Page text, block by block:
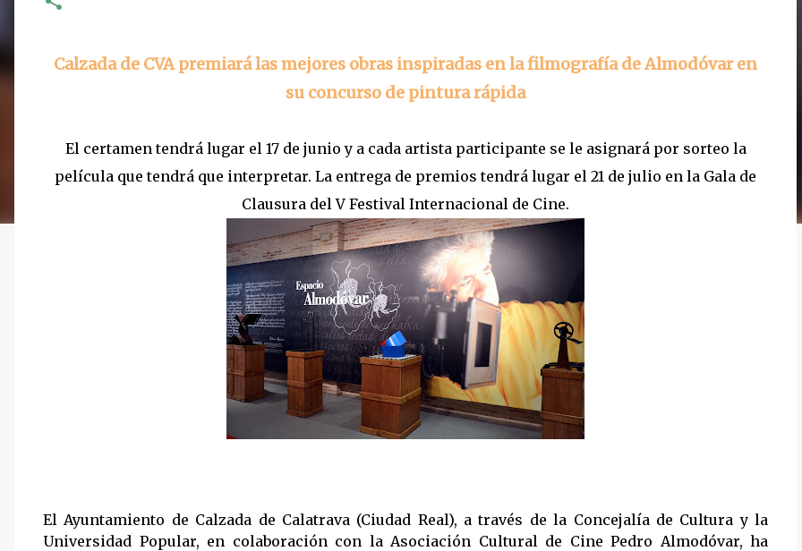
Calzada de CVA premiará las mejores obras inspiradas en la filmografía de Almodóvar en
su concurso de pintura rápida
El certamen tendrá lugar el 17 de junio y a cada artista participante se le asignará por sorteo la
película que tendrá que interpretar. La entrega de premios tendrá lugar el 21 de julio en la Gala de
Clausura del V Festival Internacional de Cine.
El Ayuntamiento de Calzada de Calatrava (Ciudad Real), a través de la Concejalía de Cultura y la
Universidad Popular, en colaboración con la Asociación Cultural de Cine Pedro Almodóvar, ha